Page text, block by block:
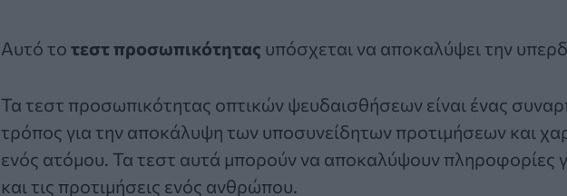
Αυτό το τεστ προσωπικότητας υπόσχεται να αποκαλύψει την
Τα τεστ προσωπικότητας οπτικών ψευδαισθήσεων είναι ένας
τρόπος για την αποκάλυψη των υποσυνείδητων προτιμήσεων και
ενός ατόμου. Τα τεστ αυτά μπορούν να αποκαλύψουν πληροφορίες
και τις προτιμήσεις ενός ανθρώπου.